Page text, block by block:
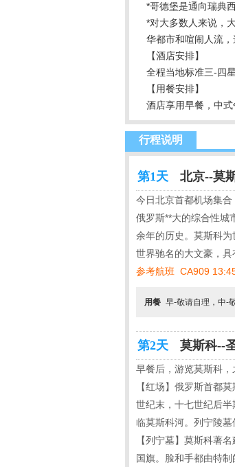
*哥德堡是通向瑞典
*对大多数人来说，
华都市和喧闹人流
【酒店安排】
全程当地标准三-四
【用餐安排】
酒店享用早餐，中
行程说明
第1天 北京--莫
今日北京首都机场集
俄罗斯**大的综合性城
余年的历史。莫斯科
世界驰名的大文豪，
参考航班 CA909
用餐 早-敬请自理，中-
第2天 莫斯科--
早餐后，游览莫斯科
【红场】俄罗斯首都
世纪末，十七世纪后
临莫斯科河。列宁陵墓
【列宁墓】莫斯科著
国旗。脸和手都由特